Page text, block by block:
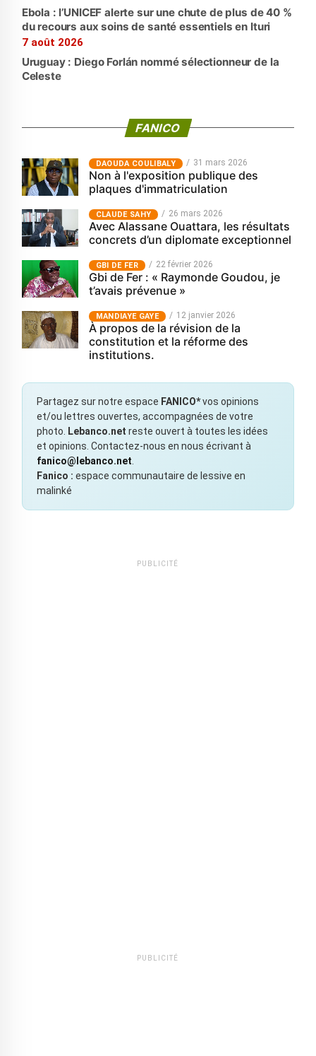
Ebola : l’UNICEF alerte sur une chute de plus de 40 %
du recours aux soins de santé essentiels en Ituri
7 août 2026
Uruguay : Diego Forlán nommé sélectionneur de la
Celeste
FANICO
‎DAOUDA COULIBALY 31 mars 2026
Non à l'exposition publique des
plaques d'immatriculation
CLAUDE SAHY 26 mars 2026
Avec Alassane Ouattara, les résultats
concrets d’un diplomate exceptionnel
GBI DE FER 22 février 2026
Gbi de Fer : « Raymonde Goudou, je
t’avais prévenue »
MANDIAYE GAYE 12 janvier 2026
À propos de la révision de la
constitution et la réforme des
institutions.
Partagez sur notre espace FANICO*vos opinions
et/ou lettres ouvertes, accompagnées de votre
photo.
Lebanco.net reste ouvert à toutes les idées
et opinions. Contactez-nous en nous écrivant à
fanico@lebanco.net
Fanico : espace communautaire de lessive en
malinké
PUBLICITÉ
PUBLICITÉ